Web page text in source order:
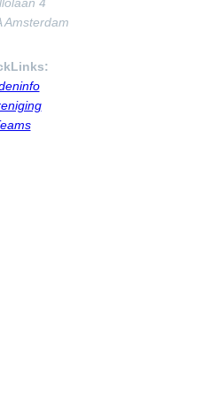
Amsterdam